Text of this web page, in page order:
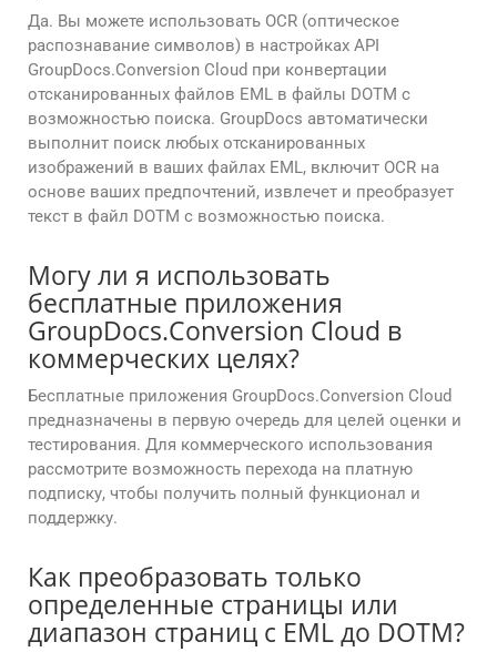
Да. Вы можете использовать OCR (оптическое
распознавание символов) в настройках API
GroupDocs.Conversion Cloud при конвертации
отсканированных файлов EML в файлы DOTM с
возможностью поиска. GroupDocs автоматически
выполнит поиск любых отсканированных
изображений в ваших файлах EML, включит OCR на
основе ваших предпочтений, извлечет и преобразует
текст в файл DOTM с возможностью поиска.
Могу ли я использовать
бесплатные приложения
GroupDocs.Conversion Cloud в
коммерческих целях?
Бесплатные приложения GroupDocs.Conversion Cloud
предназначены в первую очередь для целей оценки и
тестирования. Для коммерческого использования
рассмотрите возможность перехода на платную
подписку, чтобы получить полный функционал и
поддержку.
Как преобразовать только
определенные страницы или
диапазон страниц с EML до DOTM?